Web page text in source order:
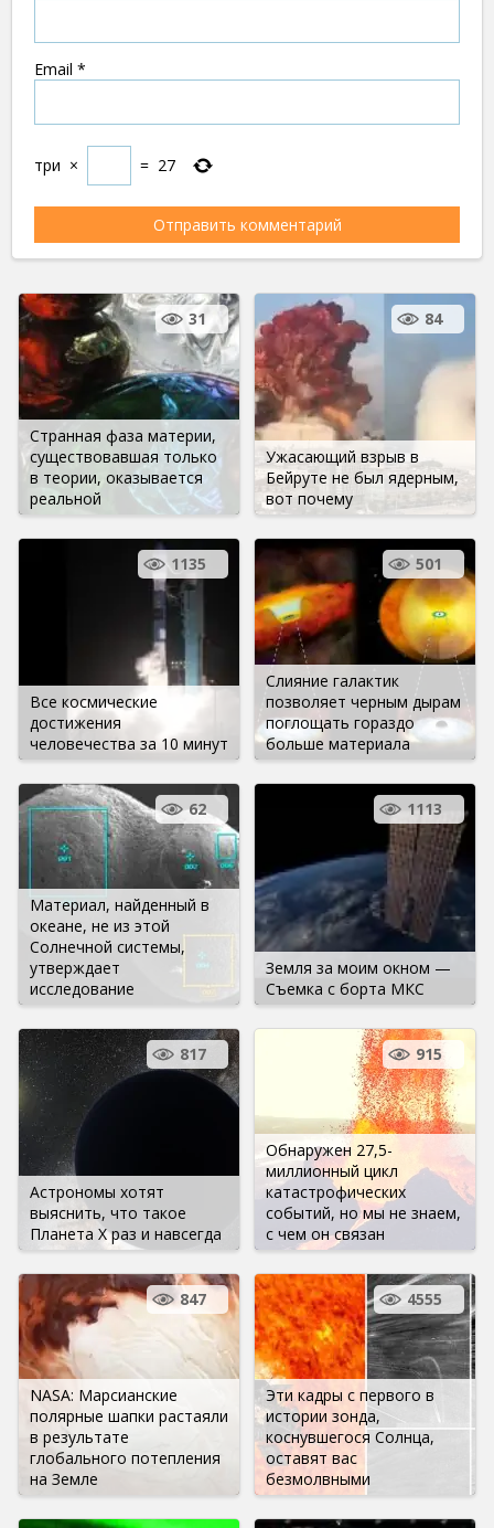
Email *
три × = 27
Странная фаза материи,
существовавшая только
в теории, оказывается
реальной
31
Ужасающий взрыв в
Бейруте не был ядерным,
вот почему
84
Все космические
достижения
человечества за 10 минут
1135
Слияние галактик
позволяет черным дырам
поглощать гораздо
больше материала
501
Материал, найденный в
океане, не из этой
Солнечной системы,
утверждает
исследование
62
Земля за моим окном —
Съемка с борта МКС
1113
Астрономы хотят
выяснить, что такое
Планета Х раз и навсегда
817
Обнаружен 27,5-
миллионный цикл
катастрофических
событий, но мы не знаем,
с чем он связан
915
NASA: Марсианские
полярные шапки растаяли
в результате
глобального потепления
на Земле
847
Эти кадры с первого в
истории зонда,
коснувшегося Солнца,
оставят вас
безмолвными
4555